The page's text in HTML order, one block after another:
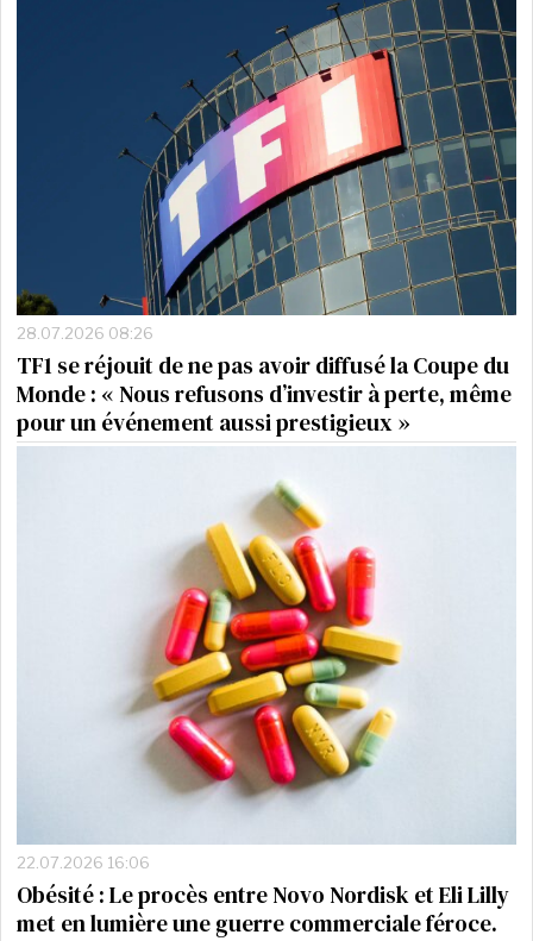
28.07.2026 08:26
TF1 se réjouit de ne pas avoir diffusé la Coupe du
Monde : « Nous refusons d’investir à perte, même
pour un événement aussi prestigieux »
22.07.2026 16:06
Obésité : Le procès entre Novo Nordisk et Eli Lilly
met en lumière une guerre commerciale féroce.